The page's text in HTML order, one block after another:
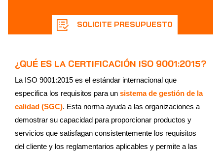
SOLICITE PRESUPUESTO
¿QUÉ ES LA CERTIFICACIÓN ISO 9001:2015?
La ISO 9001:2015 es el estándar internacional que
especifica los requisitos para un sistema de gestión de la
calidad (SGC). Esta norma ayuda a las organizaciones a
demostrar su capacidad para proporcionar productos y
servicios que satisfagan consistentemente los requisitos
del cliente y los reglamentarios aplicables y permite a las